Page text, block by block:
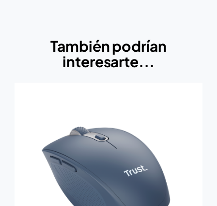
También podrían
interesarte...